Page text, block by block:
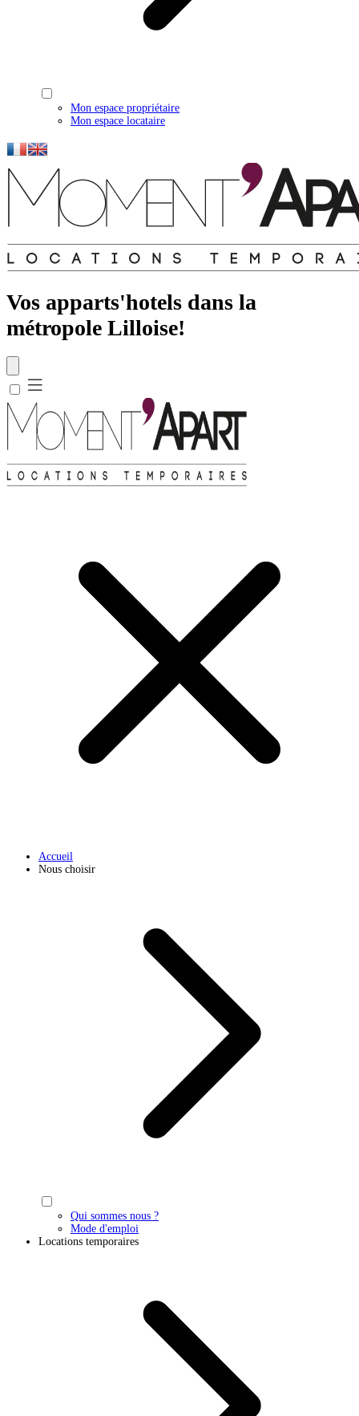
Mon espace propriétaire
Mon espace locataire
Vos apparts'hotels dans la
métropole Lilloise!
Accueil
Nous choisir
Qui sommes nous ?
Mode d'emploi
Locations temporaires